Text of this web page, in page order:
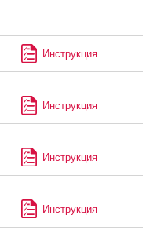
Инструкция
Инструкция
Инструкция
Инструкция